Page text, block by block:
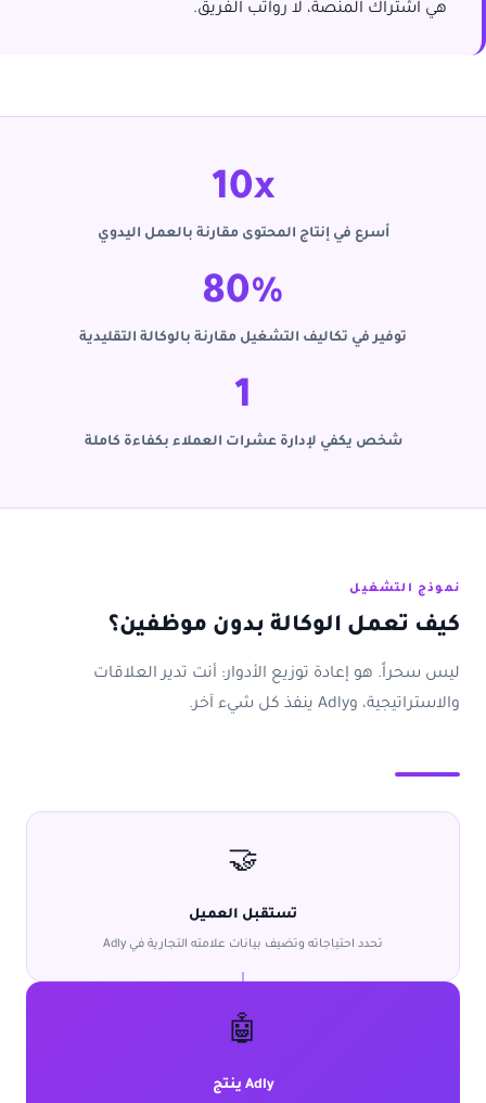
هي اشتراك المنصة، لا رواتب الفريق.
10x
أسرع في إنتاج المحتوى مقارنة بالعمل اليدوي
80%
توفير في تكاليف التشغيل مقارنة بالوكالة التقليدية
1
شخص يكفي لإدارة عشرات العملاء بكفاءة كاملة
نموذج التشغيل
كيف تعمل الوكالة بدون موظفين؟
ليس سحراً. هو إعادة توزيع الأدوار: أنت تدير العلاقات
والاستراتيجية، وAdly ينفذ كل شيء آخر.
🤝
تستقبل العميل
تحدد احتياجاته وتضيف بيانات علامته التجارية في Adly
🤖
Adly ينتج